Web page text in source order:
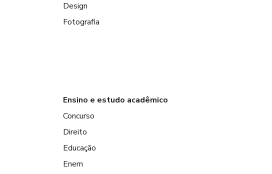
Design
Fotografia
Ensino e estudo acadêmico
Concurso
Direito
Educação
Enem